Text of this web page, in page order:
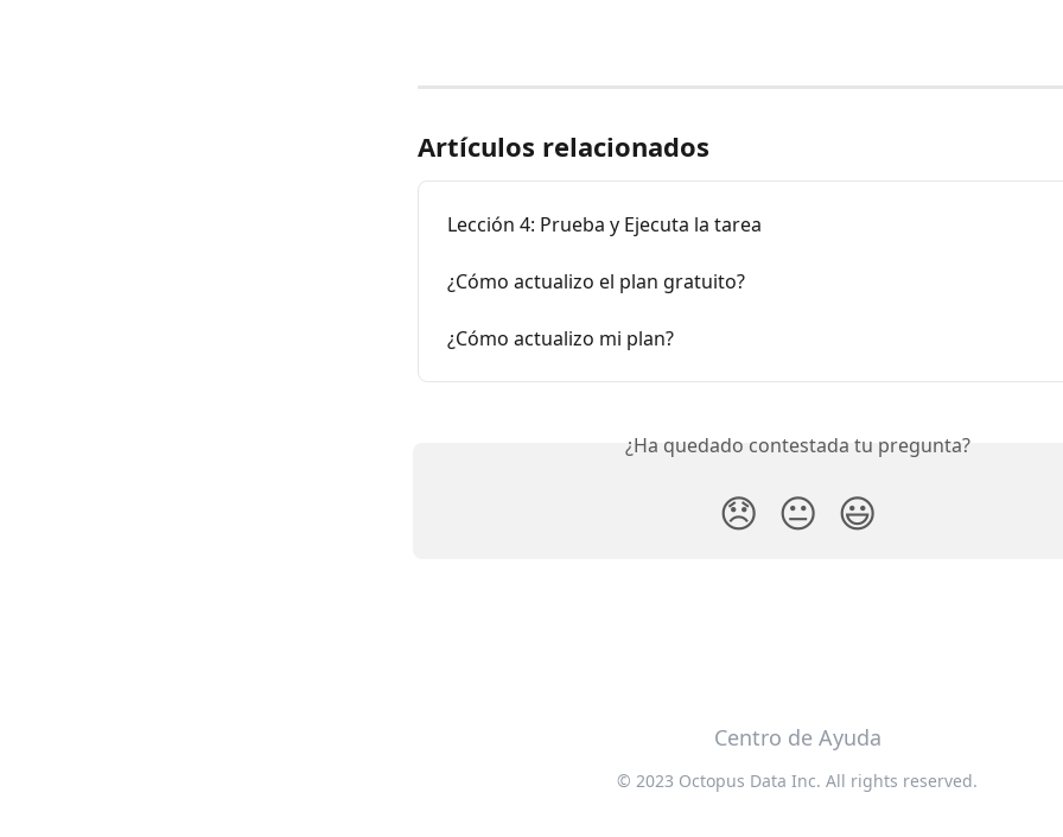
Artículos relacionados
Lección 4: Prueba y Ejecuta la tarea
¿Cómo actualizo el plan gratuito?
¿Cómo actualizo mi plan?
¿Ha quedado contestada tu pregunta?
😞 😐 😃
Centro de Ayuda
© 2023 Octopus Data Inc. All rights reserved.